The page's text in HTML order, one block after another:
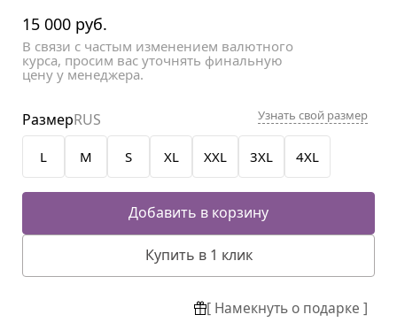
15 000 руб.
В связи с частым изменением валютного
курса, просим вас уточнять финальную
цену у менеджера.
L M S XL XXL 3XL 4XL
РазмерRUS Узнать свой размер
Добавить в корзину
Купить в 1 клик
[ Намекнуть о подарке ]